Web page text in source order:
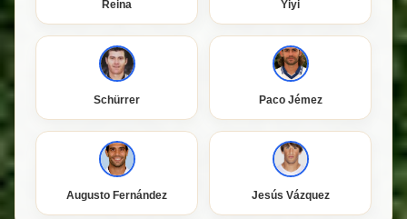
Reina Yiyi
Schürrer Paco Jémez
Augusto Fernández Jesús Vázquez